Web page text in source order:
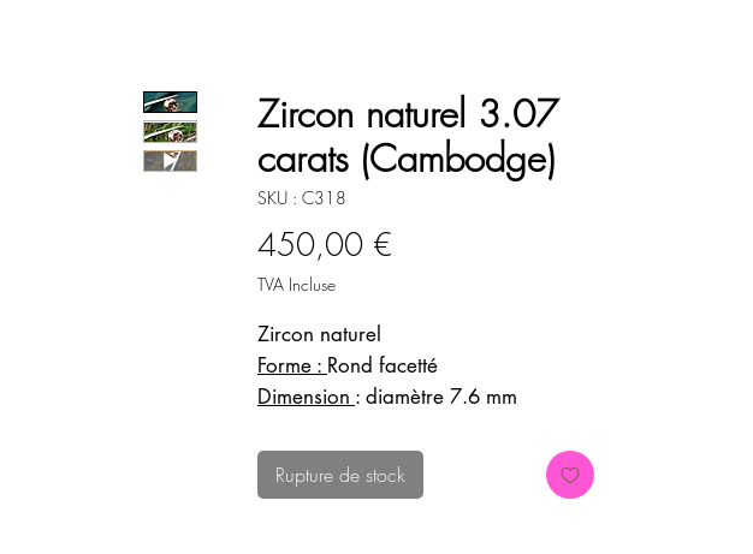
Zircon naturel 3.07
carats (Cambodge)
SKU : C318
450,00 €
TVA Incluse
Zircon naturel
Forme : Rond facetté
Dimension : diamètre 7.6 mm
Origine :Cambodge
Brillance adamantine.
Rupture de stock